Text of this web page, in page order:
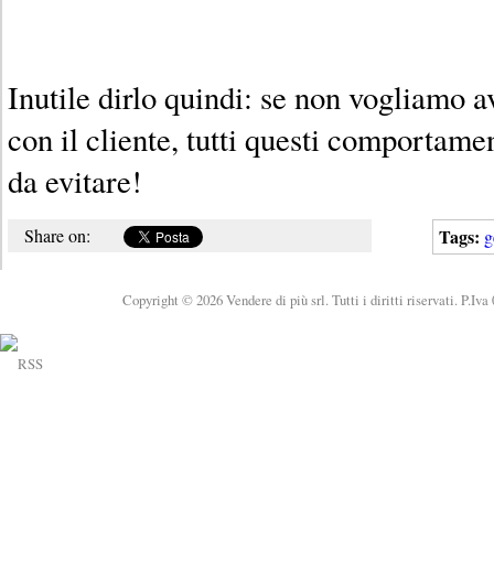
Inutile dirlo quindi: se non vogliamo
con il cliente, tutti questi
da evitare!
Tags:
Share on:
Copyright © 2026 Vendere di più srl. Tutti i diritti riservati. P.Iva